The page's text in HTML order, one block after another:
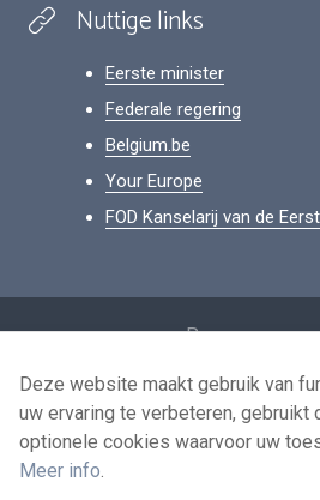
Nuttige links
Eerste minister
Federale regering
Belgium.be
Your Europe
FOD Kanselarij van de
Voorwaarden voor het
Contacteer
Deze website maakt gebruik van
uw ervaring te verbeteren,
optionele cookies waarvoor uw
Meer info.